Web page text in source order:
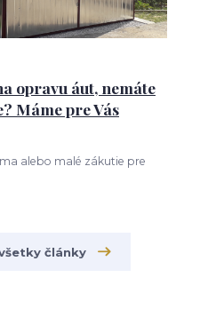
opravu áut, nemáte
Máme pre Vás
alebo malé zákutie pre
články